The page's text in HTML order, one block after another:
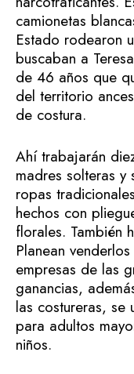
camionetas
Estado rodearon
buscaban a
de 46 años que
del territorio
de costura.
Ahí trabajarán
madres solteras y
ropas
hechos con
florales. También
Planean
empresas de las
ganancias,
las costureras, se
para adultos
niños.